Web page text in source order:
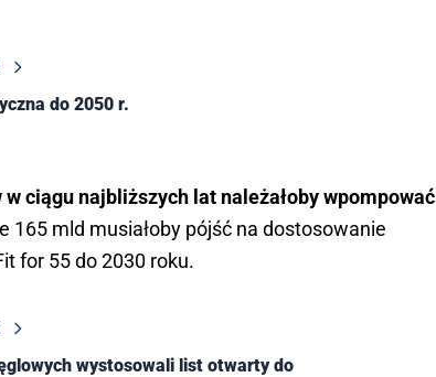
do 2050 r.
ciągu najbliższych lat należałoby wpompować
165 mld musiałoby pójść na dostosowanie
for 55 do 2030 roku.
wystosowali list otwarty do